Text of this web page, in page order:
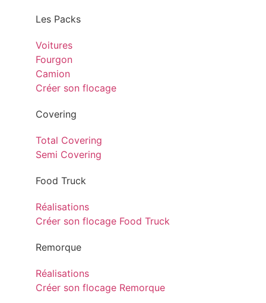
Les Packs
Voitures
Fourgon
Camion
Créer son flocage
Covering
Total Covering
Semi Covering
Food Truck
Réalisations
Créer son flocage Food Truck
Remorque
Réalisations
Créer son flocage Remorque